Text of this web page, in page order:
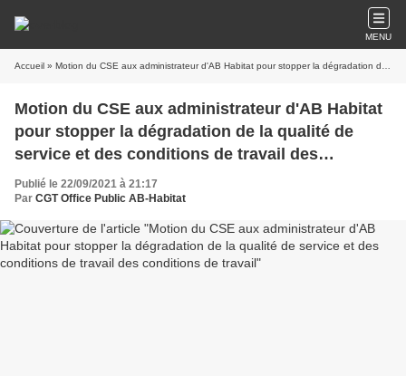
MENU
Accueil » Motion du CSE aux administrateur d'AB Habitat pour stopper la dégradation de la qualité de service et des conditions de travail des conditions de travail
Motion du CSE aux administrateur d'AB Habitat
pour stopper la dégradation de la qualité de
service et des conditions de travail des
conditions de travail
Publié le 22/09/2021 à 21:17
Par CGT Office Public AB-Habitat